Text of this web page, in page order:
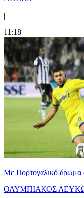
|
11:18
Με Πορτογαλικό άρωμα
ΟΛΥΜΠΙΑΚΟΣ